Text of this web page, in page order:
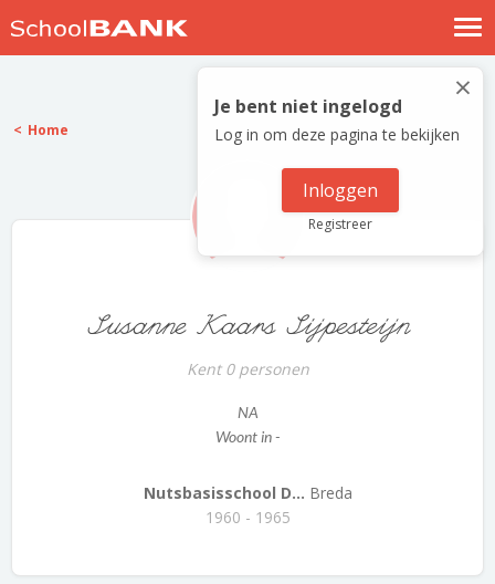
Nostalgische verhalen
Log in
Meld je gratis aan
×
Je bent niet ingelogd
Log in om deze pagina te bekijken
Inloggen
Registreer
Home
Susanne Kaars Sijpesteijn
Kent 0 personen
NA
Woont in -
Nutsbasisschool D... Breda
1960 - 1965